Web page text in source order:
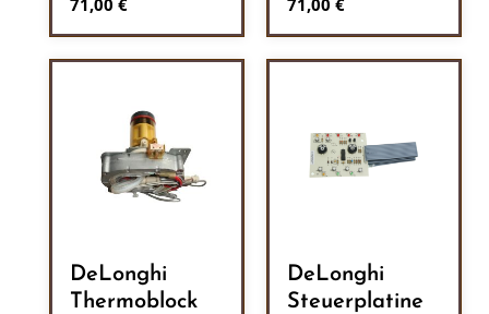
71,00 € 71,00 €
DeLonghi
Thermoblock
DeLonghi
Steuerplatine